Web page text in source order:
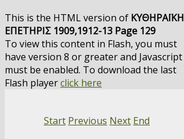
This is the HTML version of ΚΥΘΗΡΑΪΚΗ
ΕΠΕΤΗΡΙΣ 1909,1912-13 Page 129
To view this content in Flash, you must
have version 8 or greater and Javascript
must be enabled. To download the last
Flash playerclick here
Start Previous Next End